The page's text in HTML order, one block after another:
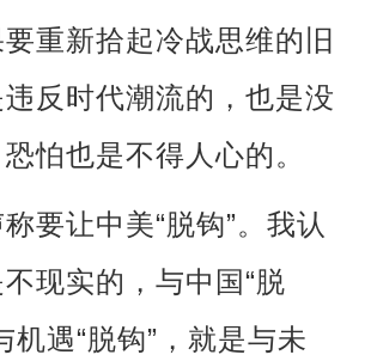
重新拾起冷战思维的旧
反时代潮流的，也是没
怕也是不得人心的。
要让中美“脱钩”。我认
现实的，与中国“脱
机遇“脱钩” ，就是与未